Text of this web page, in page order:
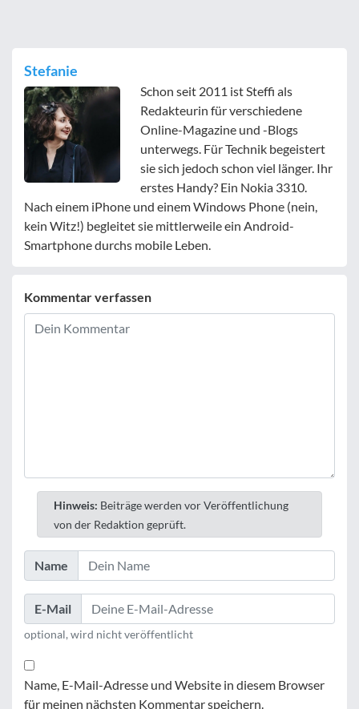
Stefanie
Schon seit 2011 ist Steffi als
Redakteurin für verschiedene
Online-Magazine und -Blogs
unterwegs. Für Technik begeistert
sie sich jedoch schon viel länger. Ihr
erstes Handy? Ein Nokia 3310.
Nach einem iPhone und einem Windows Phone (nein,
kein Witz!) begleitet sie mittlerweile ein Android-
Smartphone durchs mobile Leben.
Kommentar verfassen
Hinweis: Beiträge werden vor Veröffentlichung
von der Redaktion geprüft.
Name
E-Mail
optional, wird nicht veröffentlicht
Name, E-Mail-Adresse und Website in diesem Browser
für meinen nächsten Kommentar speichern.